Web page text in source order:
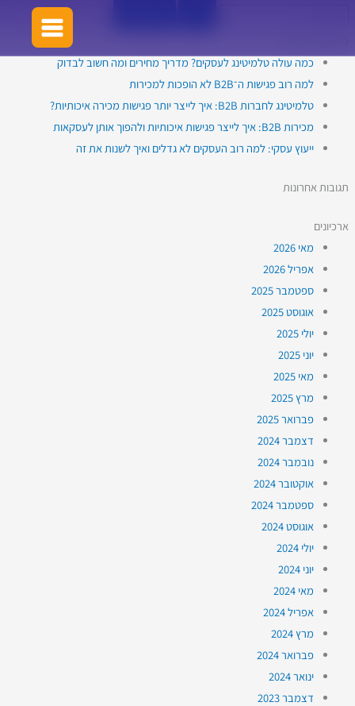
כמה עולה טלמיטינג לעסקים? מדריך מחירים ומה חשוב לבדוק
למה רוב פגישות ה־B2B לא הופכות למכירות
טלמיטינג לחברות B2B: איך לייצר יותר פגישות מכירה איכותיות?
מכירות B2B: איך לייצר פגישות איכותיות ולהפוך אותן לעסקאות
ייעוץ עסקי: למה רוב העסקים לא גדלים ואיך לשנות את זה
תגובות אחרונות
ארכיונים
מאי 2026
אפריל 2026
ספטמבר 2025
אוגוסט 2025
יולי 2025
יוני 2025
מאי 2025
מרץ 2025
פברואר 2025
דצמבר 2024
נובמבר 2024
אוקטובר 2024
ספטמבר 2024
אוגוסט 2024
יולי 2024
יוני 2024
מאי 2024
אפריל 2024
מרץ 2024
פברואר 2024
ינואר 2024
דצמבר 2023
הן
ומה
אחרת?